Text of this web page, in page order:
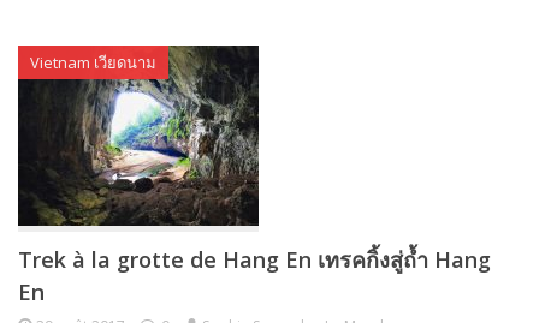
Vietnam เวียดนาม
Trek à la grotte de Hang En เทรคกิ้งสู่ถ้ำ Hang
En